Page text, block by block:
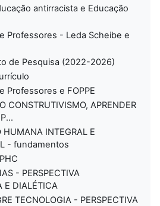
antirracista e Educação
Professores - Leda Scheibe e
de Pesquisa (2022-2026)
Professores e FOPPE
CONSTRUTIVISMO, APRENDER
HUMANA INTEGRAL E
- fundamentos
- PERSPECTIVA
E DIALÉTICA
TECNOLOGIA - PERSPECTIVA